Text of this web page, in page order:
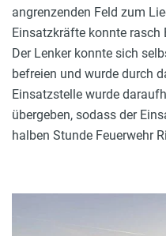
angrenzenden Feld zum
Einsatzkräfte konnte rasch
Der Lenker konnte sich
befreien und wurde durch
Einsatzstelle wurde
übergeben, sodass der
halben Stunde Feuerwehr